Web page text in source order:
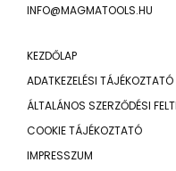
INFO@MAGMATOOLS.HU
KEZDŐLAP
ADATKEZELÉSI TÁJÉKOZTATÓ
ÁLTALÁNOS SZERZŐDÉSI
COOKIE TÁJÉKOZTATÓ
IMPRESSZUM